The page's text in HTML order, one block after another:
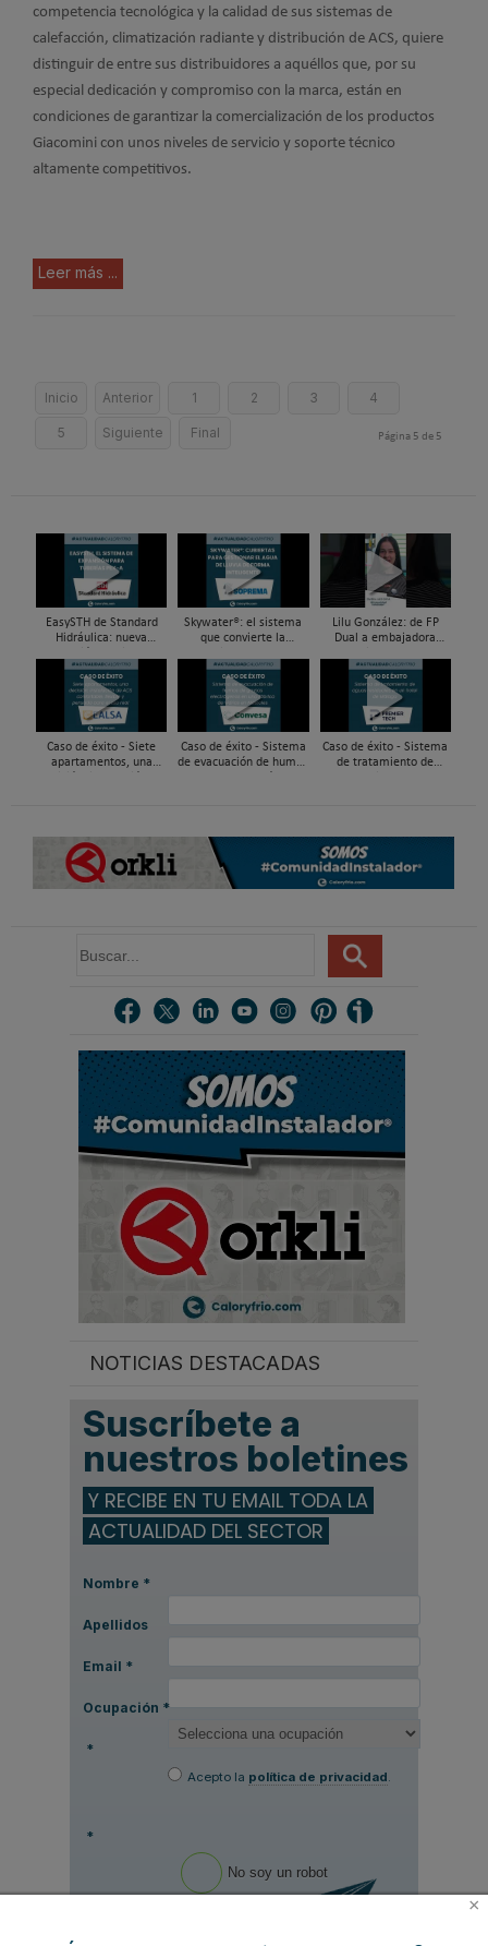
competencia tecnológica y la calidad de sus sistemas de
calefacción, climatización radiante y distribución de ACS, quiere
distinguir de entre sus distribuidores a aquéllos que, por su
especial dedicación y compromiso con la marca, están en
condiciones de garantizar la comercialización de los productos
Giacomini con unos niveles de servicio y soporte técnico
altamente competitivos.
Leer más ...
Inicio Anterior 1 2 3 4
5 Siguiente Final Página 5 de 5
EasySTH de Standard
Hidráulica: nueva
de expansión para
tuberías PEX
Skywater®: el sistema
que convierte la
infraestructura activa de
gestión del agua...
Lilu González: de FP
Dual a embajadora
| Mecatrónica Industrial
Caso de éxito - Siete
apartamentos, una
Caso de éxito - Sistema
de evacuación de humos
Caso de éxito - Sistema
de tratamiento de
u
r
.
NOTICIAS DESTACADAS
Suscríbete a
nuestros boletines
Y RECIBE EN TU EMAIL TODA LA
ACTUALIDAD DEL SECTOR
Nombre *
Apellidos
Email *
Ocupación *
*
Acepto la política de privacidad.
*
No soy un robot
×